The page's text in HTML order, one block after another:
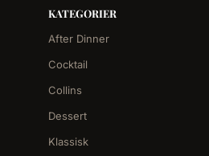
KATEGORIER
After Dinner
Cocktail
Collins
Dessert
Klassisk